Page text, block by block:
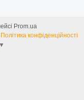
Prom.ua
Політика конфіденційності
▼